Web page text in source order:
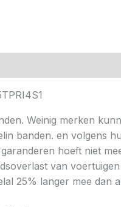
Weinig merken
banden. en volgens
hoeft niet
van
25% langer mee dan